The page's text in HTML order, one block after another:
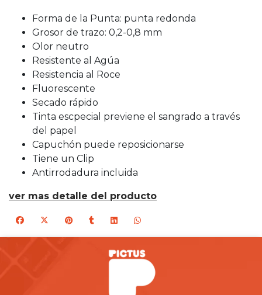
Forma de la Punta: punta redonda
Grosor de trazo: 0,2-0,8 mm
Olor neutro
Resistente al Agúa
Resistencia al Roce
Fluorescente
Secado rápido
Tinta escpecial previene el sangrado a través
del papel
Capuchón puede reposicionarse
Tiene un Clip
Antirrodadura incluida
ver mas detalle del producto